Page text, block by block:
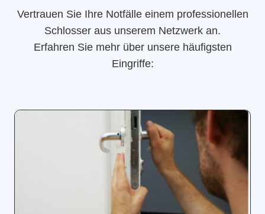
Vertrauen Sie Ihre Notfälle einem professionellen
Schlosser aus unserem Netzwerk an.
Erfahren Sie mehr über unsere häufigsten
Eingriffe: